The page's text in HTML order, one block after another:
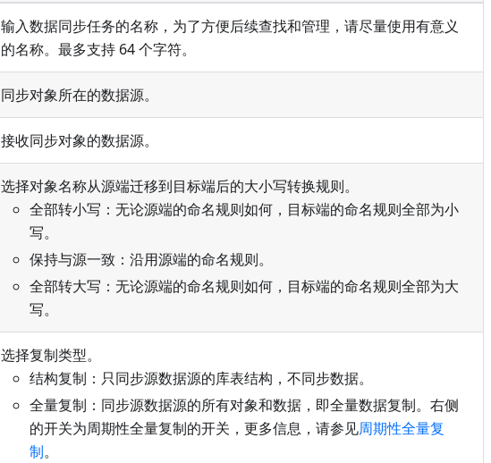
输入数据同步任务的名称，为了方便后续查找和管理，请尽量使用有意义
的名称。最多支持 64 个字符。
同步对象所在的数据源。
接收同步对象的数据源。
选择对象名称从源端迁移到目标端后的大小写转换规则。
全部转小写：无论源端的命名规则如何，目标端的命名规则全部为小
写。
保持与源一致：沿用源端的命名规则。
全部转大写：无论源端的命名规则如何，目标端的命名规则全部为大
写。
选择复制类型。
结构复制：只同步源数据源的库表结构，不同步数据。
全量复制：同步源数据源的所有对象和数据，即全量数据复制。右侧
的开关为周期性全量复制的开关，更多信息，请参见周期性全量复
制。